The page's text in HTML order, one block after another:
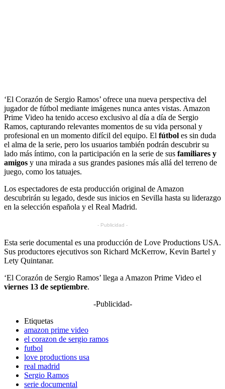
‘El Corazón de Sergio Ramos’ ofrece una nueva perspectiva del
jugador de fútbol mediante imágenes nunca antes vistas. Amazon
Prime Video ha tenido acceso exclusivo al día a día de Sergio
Ramos, capturando relevantes momentos de su vida personal y
profesional en un momento difícil del equipo. El fútbol es sin duda
el alma de la serie, pero los usuarios también podrán descubrir su
lado más íntimo, con la participación en la serie de sus familiares y
amigos y una mirada a sus grandes pasiones más allá del terreno de
juego, como los tatuajes.
Los espectadores de esta producción original de Amazon
descubrirán su legado, desde sus inicios en Sevilla hasta su liderazgo
en la selección española y el Real Madrid.
- Publicidad -
Esta serie documental es una producción de Love Productions USA.
Sus productores ejecutivos son Richard McKerrow, Kevin Bartel y
Lety Quintanar.
‘El Corazón de Sergio Ramos’ llega a Amazon Prime Video el
viernes 13 de septiembre.
-Publicidad-
Etiquetas
amazon prime video
el corazon de sergio ramos
futbol
love productions usa
real madrid
Sergio Ramos
serie documental